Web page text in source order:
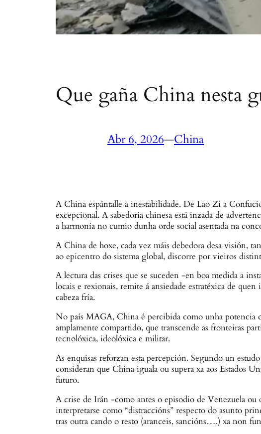
Que gaña China nesta
Abr 6, 2026—China
A China espántalle a inestabilidade. De Lao Zi a
excepcional. A sabedoría chinesa está inzada de
a harmonía no cumio dunha orde social asentada na
A China de hoxe, cada vez máis debedora desa visión,
ao epicentro do sistema global, discorre por vieiros
A lectura das crises que se suceden -en boa medida a
locais e rexionais, remite á ansiedade estratéxica de
cabeza fría.
No país MAGA, China é percibida como unha potencia
amplamente compartido, que transcende as fronteiras
tecnolóxica, ideolóxica e militar.
As enquisas reforzan esta percepción. Segundo un
consideran que China iguala ou supera xa aos Estados
futuro.
A crise de Irán -como antes o episodio de Venezuela
interpretarse como “distraccións” respecto do asunto
tras outra cando o resto (aranceis, sancións….) xa non